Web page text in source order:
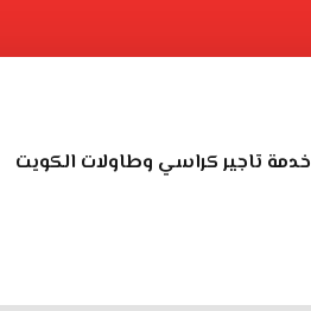
خدمة تاجير كراسي وطاولات الكويت